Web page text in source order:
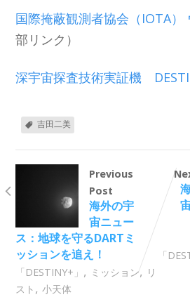
国際掩蔽観測者協会（IOTA）
部リンク）
深宇宙探査技術実証機
吉田二美
Previous
Post
海外の宇
宙ニュー
ス：地球を守るDARTミ
ッションを追え！
「DESTINY+」 , ミッション, リ
スト , 小天体
「